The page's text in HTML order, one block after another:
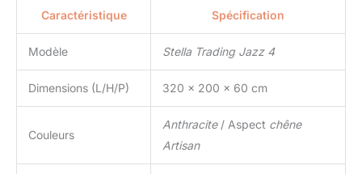
travaillons uniquement
avec des fournisseurs
sélectionnés et
Caractéristique Spécification
Modèle Stella Trading Jazz 4
Dimensions (L/H/P) 320 x 200 x 60 cm
Couleurs
Anthracite/ Aspect chêne
Artisan